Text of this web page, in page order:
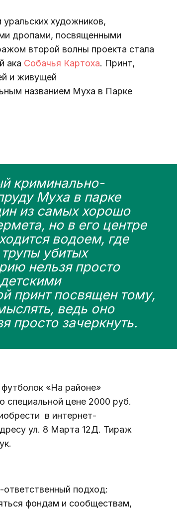
художников,
дропами, посвященными
второй волны проекта стала
ака Собачья Картоха. Принт,
и живущей
названием Муха в Парке
криминально-
Муха в парке
из самых хорошо
но в его центре
водоем, где
убитых
нельзя просто
принт посвящен тому,
ведь оно
просто зачеркнуть.
«На районе»
специальной цене 2000 руб.
в интернет-
ул. 8 Марта 12Д. Тираж
подход:
фондам и сообществам,